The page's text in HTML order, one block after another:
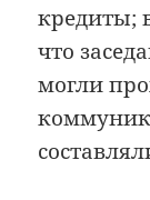
кредиты;
что
могли